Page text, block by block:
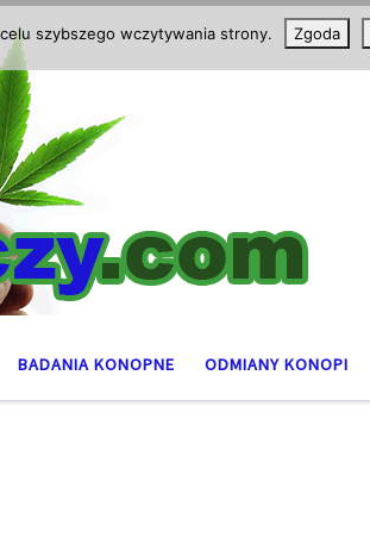
BADANIA KONOPNE ODMIANY KONOPI
szybszego wczytywania strony. Zgoda